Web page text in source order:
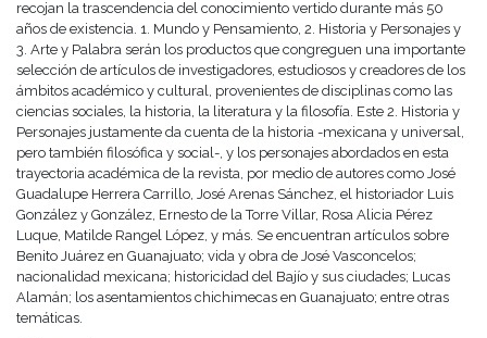
recojan la trascendencia del conocimiento vertido durante más 50
años de existencia. 1. Mundo y Pensamiento, 2. Historia y Personajes y
3. Arte y Palabra serán los productos que congreguen una importante
selección de artículos de investigadores, estudiosos y creadores de los
ámbitos académico y cultural, provenientes de disciplinas como las
ciencias sociales, la historia, la literatura y la filosofía. Este 2. Historia y
Personajes justamente da cuenta de la historia -mexicana y universal,
pero también filosófica y social-, y los personajes abordados en esta
trayectoria académica de la revista, por medio de autores como José
Guadalupe Herrera Carrillo, José Arenas Sánchez, el historiador Luis
González y González, Ernesto de la Torre Villar, Rosa Alicia Pérez
Luque, Matilde Rangel López, y más. Se encuentran artículos sobre
Benito Juárez en Guanajuato; vida y obra de José Vasconcelos;
nacionalidad mexicana; historicidad del Bajío y sus ciudades; Lucas
Alamán; los asentamientos chichimecas en Guanajuato; entre otras
temáticas.